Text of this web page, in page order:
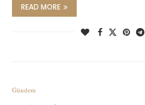
READ MORE
Gündem